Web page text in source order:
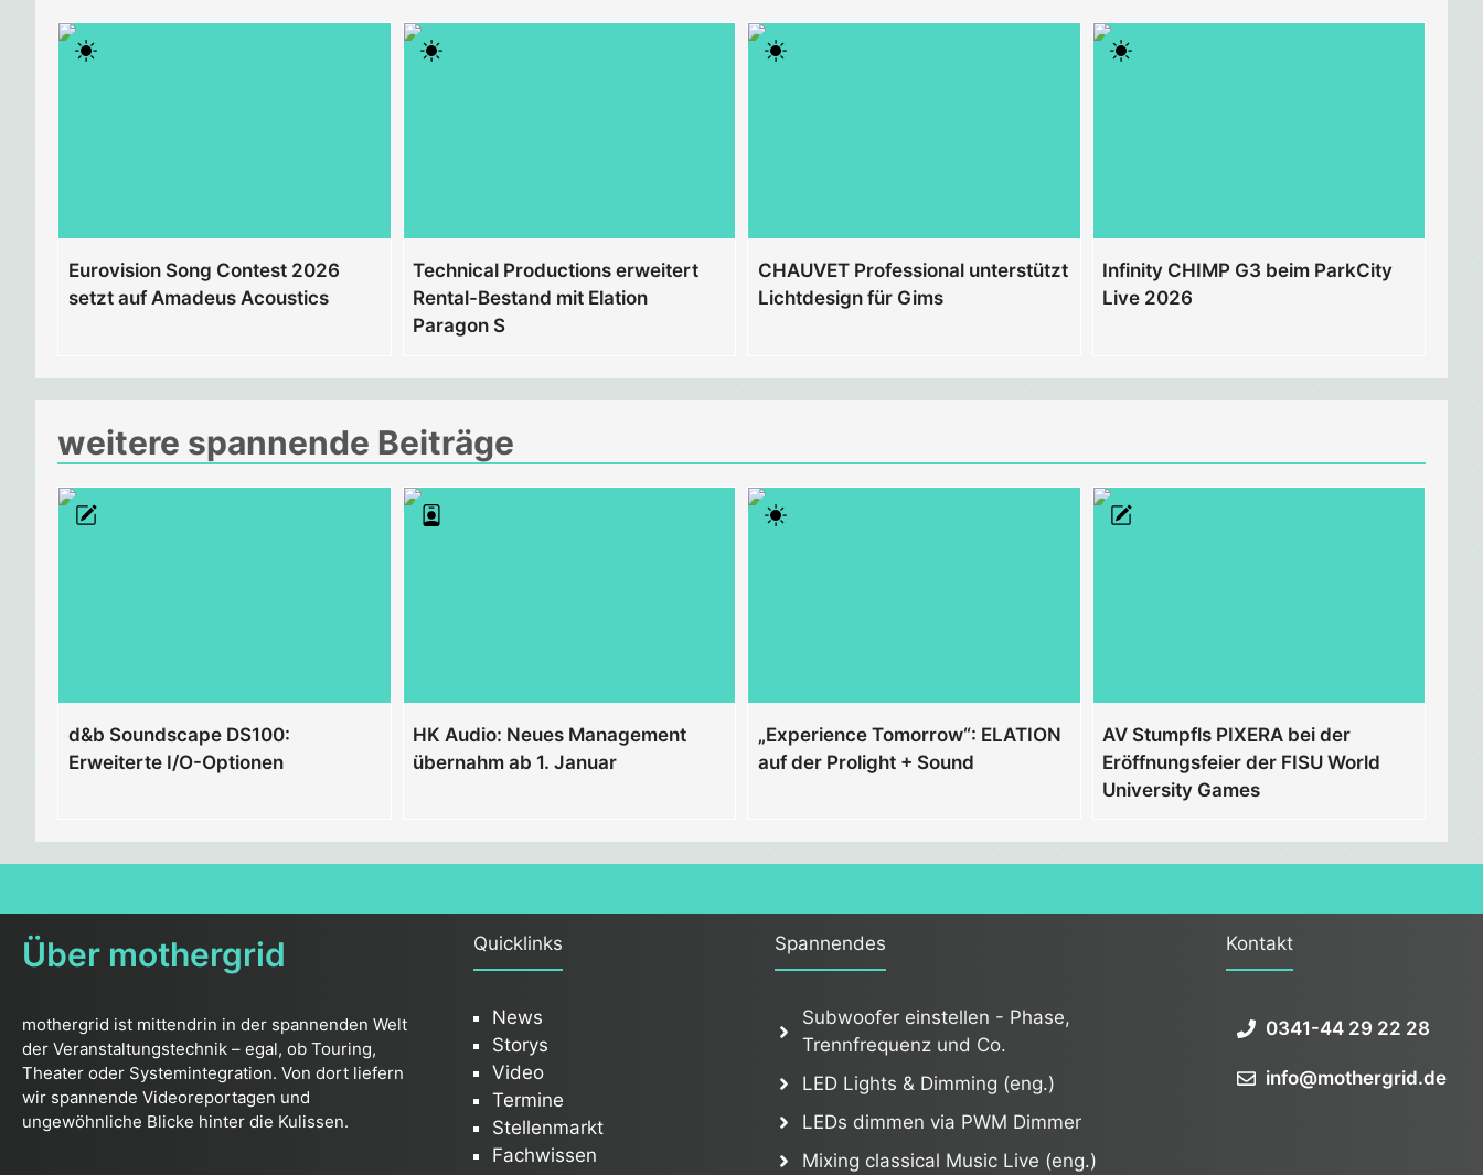
Eurovision Song Contest 2026
setzt auf Amadeus Acoustics
Technical Productions erweitert
Rental-Bestand mit Elation
Paragon S
CHAUVET Professional unterstützt
Lichtdesign für Gims
Infinity CHIMP G3 beim ParkCity
Live 2026
weitere spannende Beiträge
d&b Soundscape DS100:
Erweiterte I/O-Optionen
HK Audio: Neues Management
übernahm ab 1. Januar
„Experience Tomorrow“: ELATION
auf der Prolight + Sound
AV Stumpfls PIXERA bei der
Eröffnungsfeier der FISU World
University Games
Über mothergrid
mothergrid ist mittendrin in der spannenden Welt
der Veranstaltungstechnik – egal, ob Touring,
Theater oder Systemintegration. Von dort liefern
wir spannende Videoreportagen und
ungewöhnliche Blicke hinter die Kulissen.
Quicklinks
News
Storys
Video
Termine
Stellenmarkt
Fachwissen
Spannendes
Subwoofer einstellen - Phase,
Trennfrequenz und Co.
LED Lights & Dimming (eng.)
LEDs dimmen via PWM Dimmer
Mixing classical Music Live (eng.)
Kontakt
0341-44 29 22 28
info@mothergrid.de